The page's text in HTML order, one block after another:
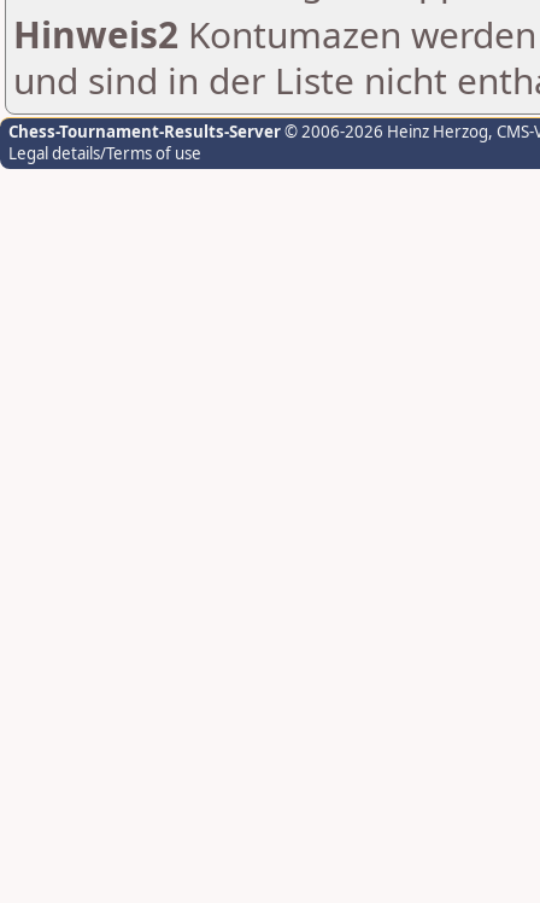
Hinweis2 Kontumazen
und sind in der Liste nicht
Chess-Tournament-Results-Server© 2006-2026 Heinz Herzog,
Legal details/Terms of use